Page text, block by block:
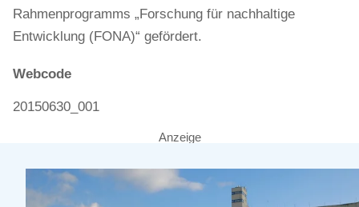
Rahmenprogramms „Forschung für nachhaltige
Entwicklung (FONA)“ gefördert.
Webcode
20150630_001
Anzeige